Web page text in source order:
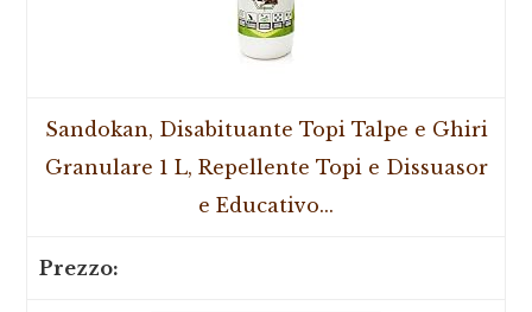
Sandokan, Disabituante Topi Talpe e Ghiri
Granulare 1 L, Repellente Topi e Dissuasor
e Educativo...